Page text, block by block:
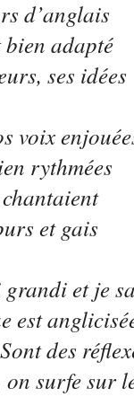
d’anglais
adapté
ses idées
voix
rythmées
et gais
et je
est
des
surfe sur